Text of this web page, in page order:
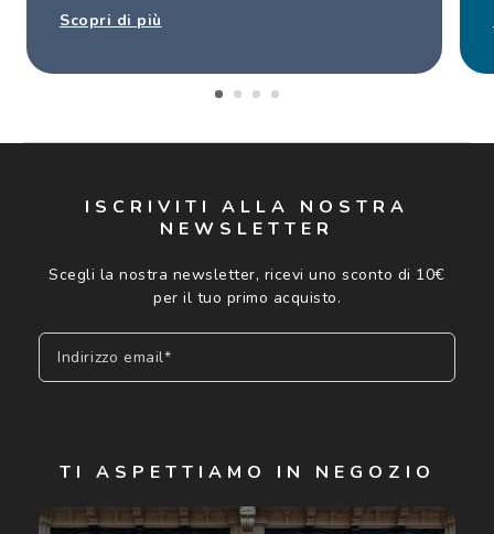
Scopri di più
ISCRIVITI ALLA NOSTRA
NEWSLETTER
Scegli la nostra newsletter, ricevi uno sconto di 10€
per il tuo primo acquisto.
Indirizzo email*
Cliccando su "Iscriviti", confermo di avere più di 16 anni e
acconsento all'utilizzo dei miei Dati Personali da parte di
TI ASPETTIAMO IN NEGOZIO